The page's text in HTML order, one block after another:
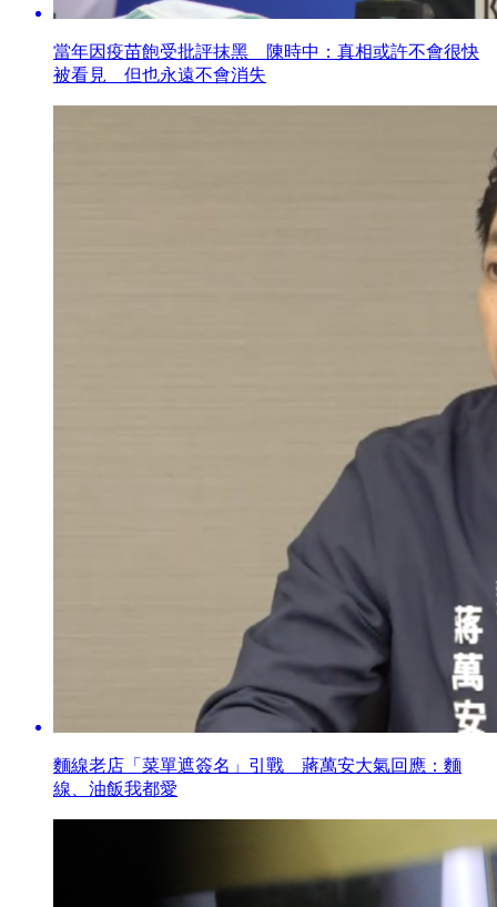
當年因疫苗飽受批評抹黑 陳時中：真相或許不會很快
被看見 但也永遠不會消失
麵線老店「菜單遮簽名」引戰 蔣萬安大氣回應：麵
線、油飯我都愛